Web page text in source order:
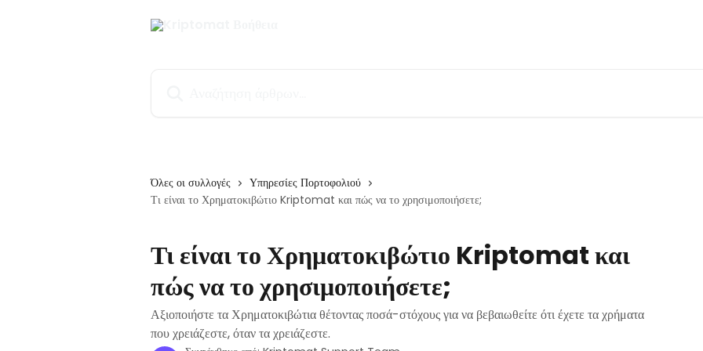
Όλες οι συλλογές
Υπηρεσίες Πορτοφολιού
Τι είναι το Χρηματοκιβώτιο Kriptomat και πώς να το χρησιμοποιήσετε;
Τι είναι το Χρηματοκιβώτιο Kriptomat και
πώς να το χρησιμοποιήσετε;
Αξιοποιήστε τα Χρηματοκιβώτια θέτοντας ποσά-στόχους για να βεβαιωθείτε ότι έχετε τα χρήματα
που χρειάζεστε, όταν τα χρειάζεστε.